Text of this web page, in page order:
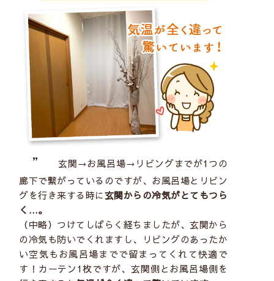
”
玄関→お風呂場→リビングまでが1つの
廊下で繋がっているのですが、お風呂場とリビン
グを行き来する時に玄関からの冷気がとてもつら
く…。
（中略）つけてしばらく経ちましたが、玄関から
の冷気も防いでくれますし、リビングのあったか
い空気もお風呂場までで留まってくれて快適で
す！カーテン1枚ですが、玄関側とお風呂場側を